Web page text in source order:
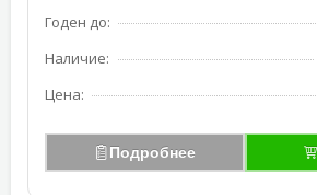
Годен до:
Наличие:
Цена:
Подробнее